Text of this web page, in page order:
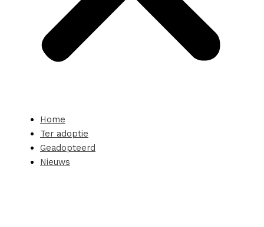
Home
Ter adoptie
Geadopteerd
Nieuws